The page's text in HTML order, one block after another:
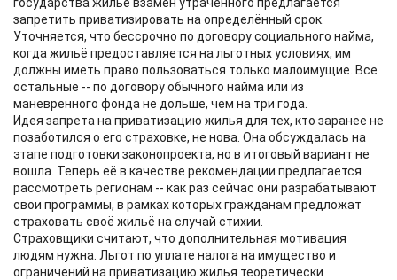
запретить приватизировать на определённый срок.
Уточняется, что бессрочно по договору социального найма,
когда жильё предоставляется на льготных условиях, им
должны иметь право пользоваться только малоимущие. Все
остальные -- по договору обычного найма или из
маневренного фонда не дольше, чем на три года.
Идея запрета на приватизацию жилья для тех, кто заранее не
позаботился о его страховке, не нова. Она обсуждалась на
этапе подготовки законопроекта, но в итоговый вариант не
вошла. Теперь её в качестве рекомендации предлагается
рассмотреть регионам -- как раз сейчас они разрабатывают
свои программы, в рамках которых гражданам предложат
страховать своё жильё на случай стихии.
Страховщики считают, что дополнительная мотивация
людям нужна. Льгот по уплате налога на имущество и
ограничений на приватизацию жилья теоретически